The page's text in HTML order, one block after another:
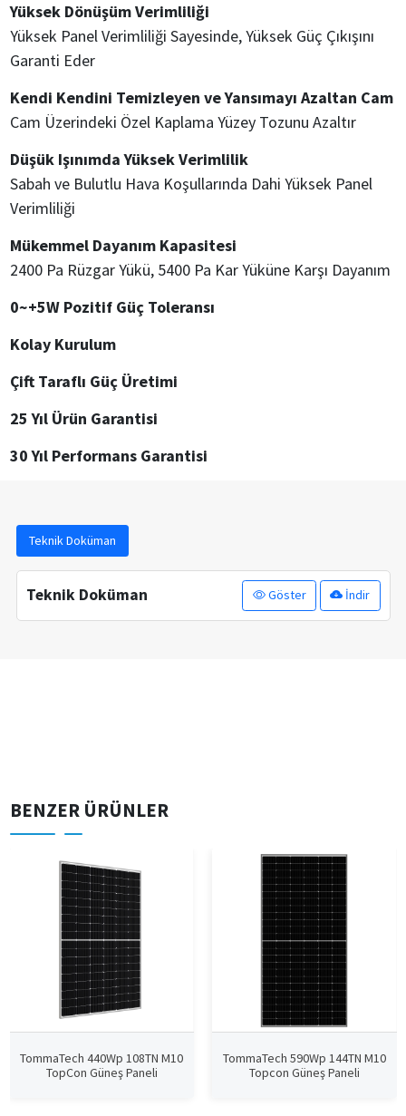
Yüksek Dönüşüm Verimliliği
Yüksek Panel Verimliliği Sayesinde, Yüksek Güç Çıkışını
Garanti Eder
Kendi Kendini Temizleyen ve Yansımayı Azaltan Cam
Cam Üzerindeki Özel Kaplama Yüzey Tozunu Azaltır
Düşük Işınımda Yüksek Verimlilik
Sabah ve Bulutlu Hava Koşullarında Dahi Yüksek Panel
Verimliliği
Mükemmel Dayanım Kapasitesi
2400 Pa Rüzgar Yükü, 5400 Pa Kar Yüküne Karşı Dayanım
0~+5W Pozitif Güç Toleransı
Kolay Kurulum
Çift Taraflı Güç Üretimi
25 Yıl Ürün Garantisi
30 Yıl Performans Garantisi
Teknik Doküman
Teknik Doküman Göster İndir
BENZER ÜRÜNLER
TommaTech 440Wp 108TN M10
TopCon Güneş Paneli
TommaTech 590Wp 144TN M10
Topcon Güneş Paneli